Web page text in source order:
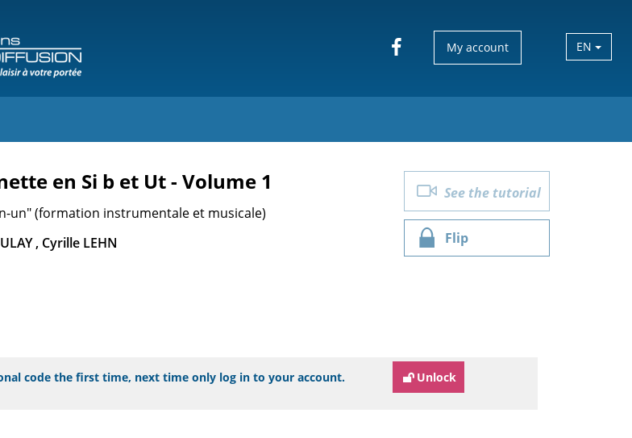
My account EN
en Si b et Ut - Volume 1
un" (formation instrumentale et musicale)
, Cyrille LEHN
See the tutorial
Flip
code the first time, next time only log in to your account. Unlock